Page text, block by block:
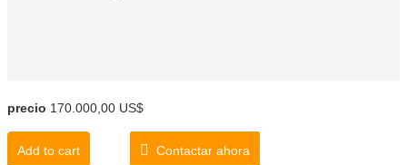
precio 170.000,00 US$
Add to cart Contactar ahora